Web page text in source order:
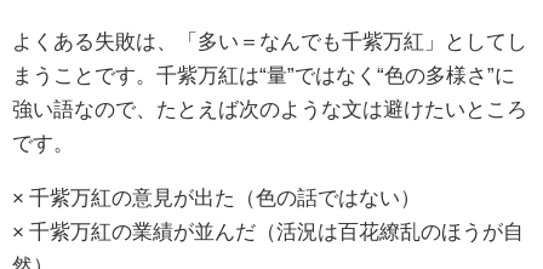
よくある失敗は、「多い＝なんでも千紫万紅」としてし
まうことです。千紫万紅は“量”ではなく“色の多様さ”に
強い語なので、たとえば次のような文は避けたいところ
です。
× 千紫万紅の意見が出た（色の話ではない）
× 千紫万紅の業績が並んだ（活況は百花繚乱のほうが自